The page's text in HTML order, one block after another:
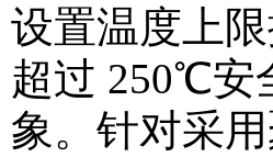
设置温度上
超过 250℃安
象。针对采